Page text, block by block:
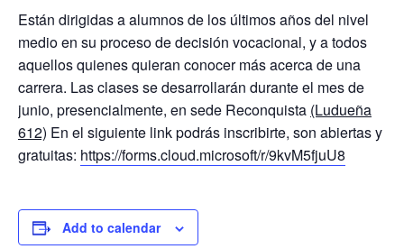
Están dirigidas a alumnos de los últimos años del nivel
medio en su proceso de decisión vocacional, y a todos
aquellos quienes quieran conocer más acerca de una
carrera. Las clases se desarrollarán durante el mes de
junio, presencialmente, en sede Reconquista (Ludueña
612) En el siguiente link podrás inscribirte, son abiertas y
gratuitas: https://forms.cloud.microsoft/r/9kvM5fjuU8
Add to calendar